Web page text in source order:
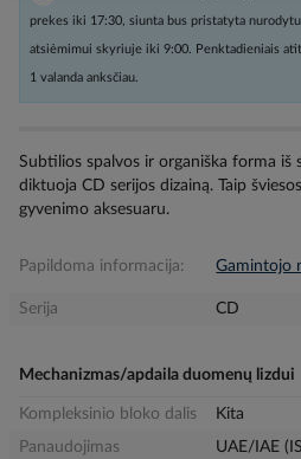
prekes iki 17:30, siunta bus pristatyta nurodytu
atsiėmimui skyriuje iki 9:00. Penktadieniais
1 valanda anksčiau.
Subtilios spalvos ir organiška forma
diktuoja CD serijos dizainą. Taip
gyvenimo aksesuaru.
Papildoma informacija: Gamintojo
Serija CD
Mechanizmas/apdaila duomenų lizdui
Kompleksinio bloko dalis
Kita
Panaudojimas
UAE/IAE